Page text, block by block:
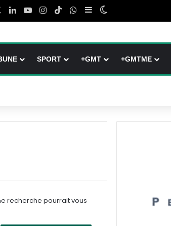
LinkedinYouTubeInstagram
TikTokWhatsApp
Sidebar (barre latérale)
SPORT +GMT +GMTME
recherche pourrait vous